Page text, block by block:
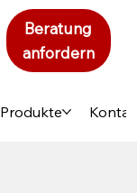
Produkte
Beratung
anfordern